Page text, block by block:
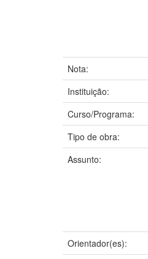
Nota:
Instituição:
Curso/Programa:
Tipo de obra:
Assunto:
Orientador(es):